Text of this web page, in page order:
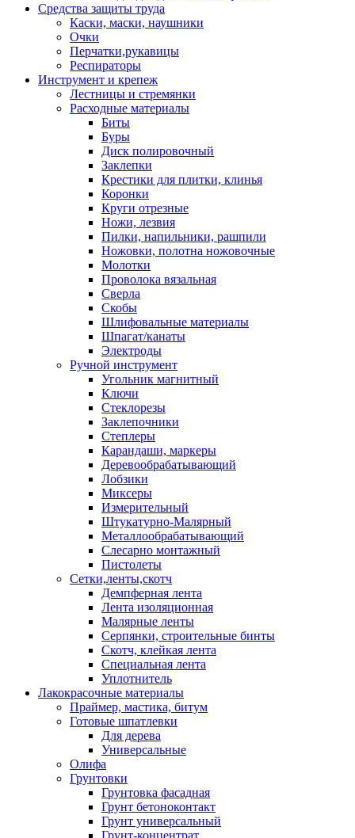
Средства защиты труда
Каски, маски, наушники
Очки
Перчатки,рукавицы
Респираторы
Инструмент и крепеж
Лестницы и стремянки
Расходные материалы
Биты
Буры
Диск полировочный
Заклепки
Крестики для плитки, клинья
Коронки
Круги отрезные
Ножи, лезвия
Пилки, напильники, рашпили
Ножовки, полотна ножовочные
Молотки
Проволока вязальная
Сверла
Скобы
Шлифовальные материалы
Шпагат/канаты
Электроды
Ручной инструмент
Угольник магнитный
Ключи
Стеклорезы
Заклепочники
Степлеры
Карандаши, маркеры
Деревообрабатывающий
Лобзики
Миксеры
Измерительный
Штукатурно-Малярный
Металлообрабатывающий
Слесарно монтажный
Пистолеты
Сетки,ленты,скотч
Демпферная лента
Лента изоляционная
Малярные ленты
Серпянки, строительные бинты
Скотч, клейкая лента
Специальная лента
Уплотнитель
Лакокрасочные материалы
Праймер, мастика, битум
Готовые шпатлевки
Для дерева
Универсальные
Олифа
Грунтовки
Грунтовка фасадная
Грунт бетоноконтакт
Грунт универсальный